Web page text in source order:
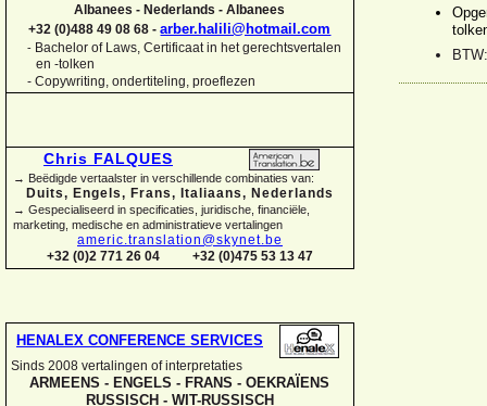
Albanees - Nederlands - Albanees
+32 (0)488 49 08 68 - arber.halili@hotmail.com
- Bachelor of Laws, Certificaat in het gerechtsvertalen
en -tolken
- Copywriting, ondertiteling, proeflezen
Chris FALQUES
→ Beëdigde vertaalster in verschillende combinaties van:
Duits, Engels, Frans, Italiaans, Nederlands
→ Gespecialiseerd in specificaties, juridische, financiële,
marketing, medische en administratieve vertalingen
americ.translation@skynet.be
+32 (0)2 771 26 04
+32 (0)475 53 13 47
HENALEX CONFERENCE SERVICES
Sinds 2008 vertalingen of interpretaties
ARMEENS - ENGELS - FRANS - OEKRAÏENS
RUSSISCH - WIT-RUSSISCH